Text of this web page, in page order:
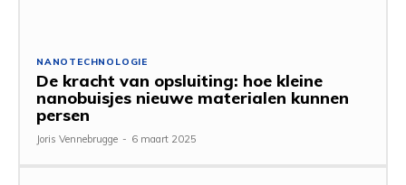
NANOTECHNOLOGIE
De kracht van opsluiting: hoe kleine
nanobuisjes nieuwe materialen kunnen
persen
Joris Vennebrugge - 6 maart 2025